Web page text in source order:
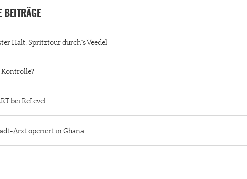
BEITRÄGE
Halt: Spritztour durch´s Veedel
bei ReLevel
Arzt operiert in Ghana